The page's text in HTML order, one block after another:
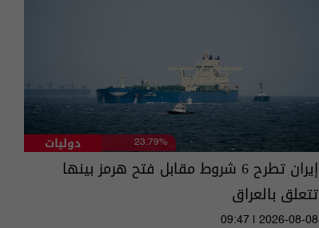
دوليات 23.79%
إيران تطرح 6 شروط مقابل فتح هرمز بينها
تتعلق بالعراق
09:47 | 2026-08-08